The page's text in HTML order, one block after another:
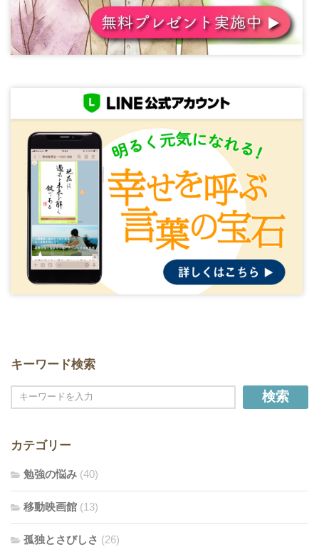
キーワード検索
検索
カテゴリー
勉強の悩み (40)
移動映画館 (13)
孤独とさびしさ (26)